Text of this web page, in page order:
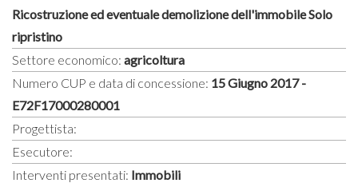
Ricostruzione ed eventuale demolizione dell'immobile Solo
ripristino
Settore economico: agricoltura
Numero CUP e data di concessione: 15 Giugno 2017 -
E72F17000280001
Progettista:
Esecutore:
Interventi presentati: Immobili